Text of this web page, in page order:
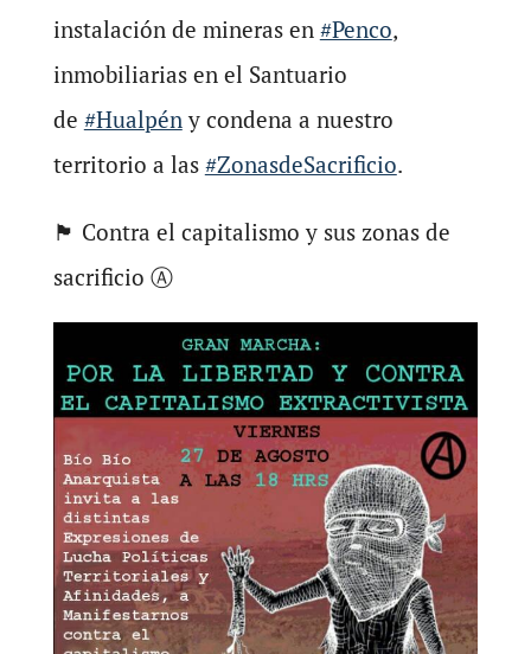
instalación de mineras en #Penco,
inmobiliarias en el Santuario
de #Hualpény condena a nuestro
territorio a las #ZonasdeSacrificio.
🏴 Contra el capitalismo y sus zonas de
sacrificio Ⓐ